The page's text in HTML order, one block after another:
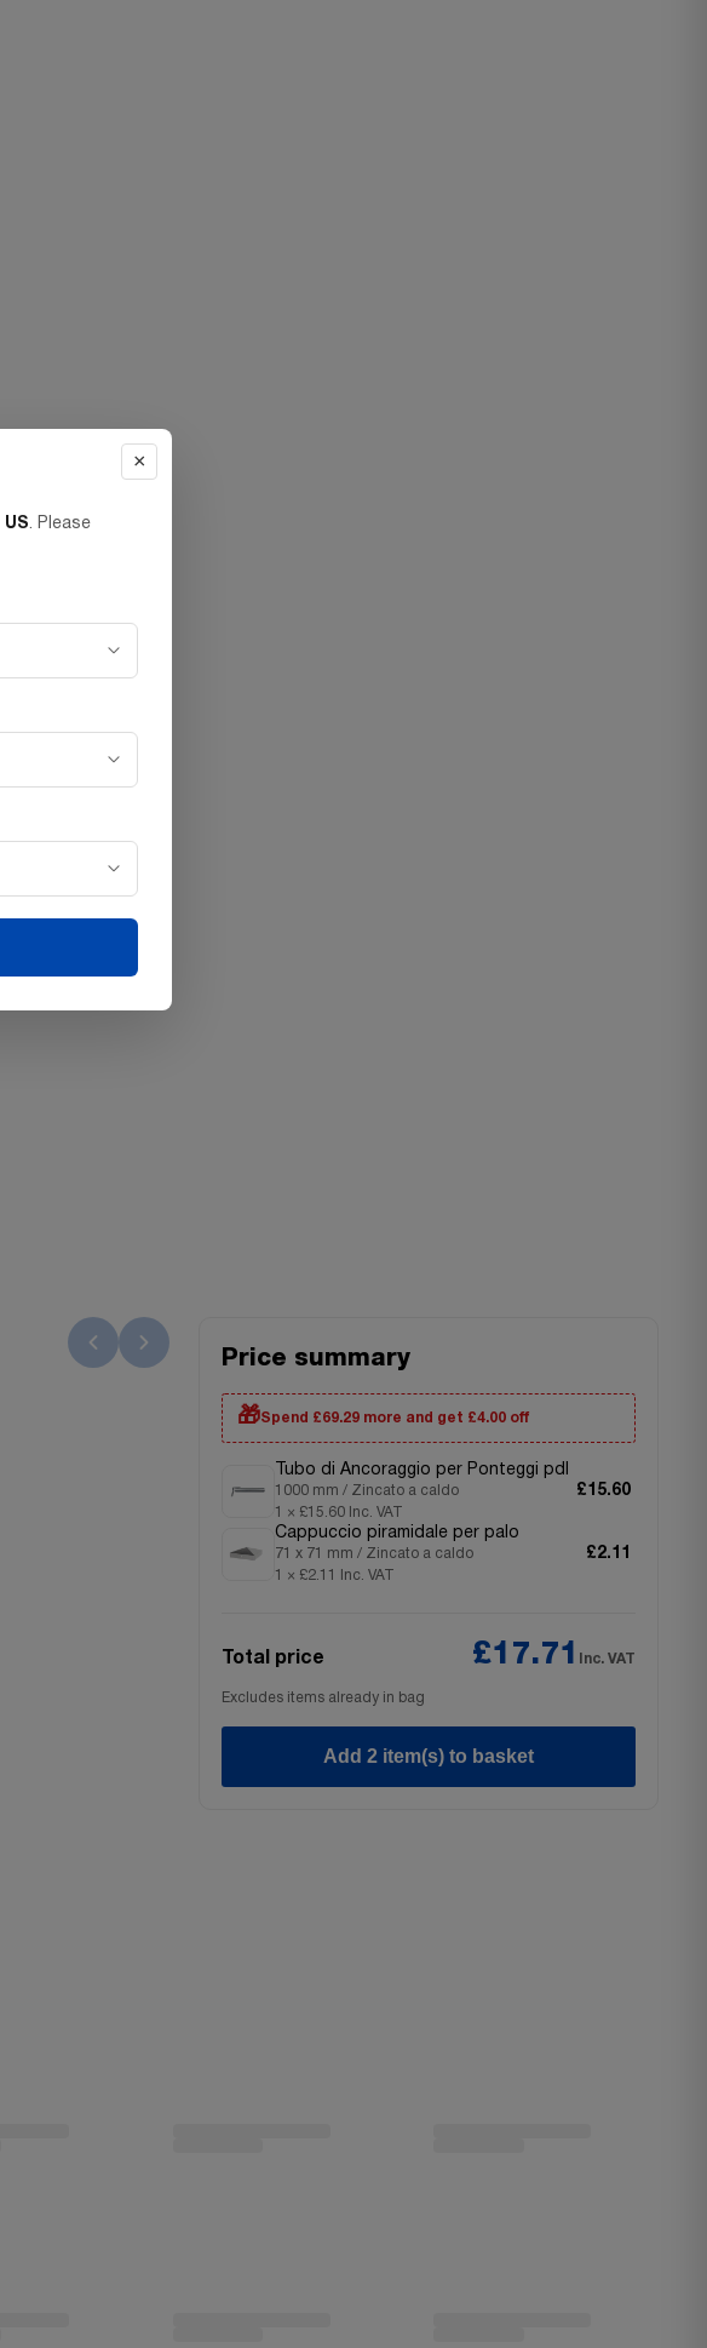
Price summary
🎁Spend £69.29 more and get £4.00 off
Tubo di Ancoraggio per Ponteggi pdl
1000 mm / Zincato a caldo
1 × £15.60 Inc. VAT
£15.60
Cappuccio piramidale per palo
71 x 71 mm / Zincato a caldo
1 × £2.11 Inc. VAT
£2.11
Total price £17.71 Inc. VAT
Excludes items already in bag
Add 2 item(s) to basket
×
US. Please